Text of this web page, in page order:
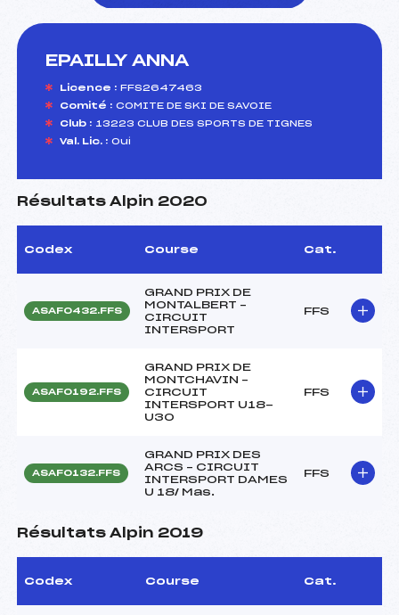
EPAILLY ANNA
Licence : FFS2647463
Comité : COMITE DE SKI DE SAVOIE
Club : 13223 CLUB DES SPORTS DE TIGNES
Val. Lic. : Oui
Résultats Alpin 2020
Codex Course Cat.
ASAF0432.FFS
GRAND PRIX DE
MONTALBERT –
CIRCUIT
INTERSPORT
FFS
ASAF0192.FFS
GRAND PRIX DE
MONTCHAVIN –
CIRCUIT
INTERSPORT U18-
U30
FFS
ASAF0132.FFS
GRAND PRIX DES
ARCS – CIRCUIT
INTERSPORT DAMES
U 18/ Mas.
FFS
Résultats Alpin 2019
Codex Course Cat.